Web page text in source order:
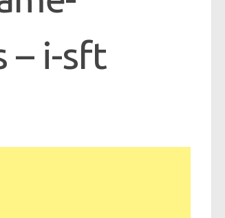
– i-sft